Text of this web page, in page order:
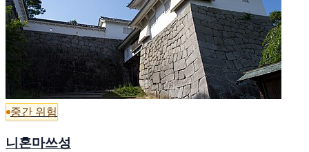
중간 위험
니혼마쓰성